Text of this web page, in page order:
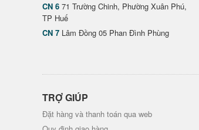
CN 6 71 Trường Chinh, Phường Xuân Phú,
TP Huế
CN 7 Lâm Đồng 05 Phan Đình Phùng
TRỢ GIÚP
Đặt hàng và thanh toán qua web